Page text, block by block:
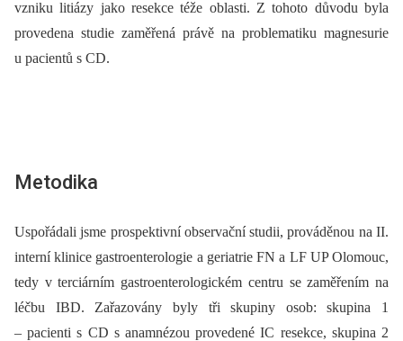
vzniku litiázy jako resekce téže oblasti. Z tohoto důvodu byla
provedena studie zaměřená právě na problematiku magnesurie
u pacientů s CD.
Metodika
Uspořádali jsme prospektivní observační studii, prováděnou na II.
interní klinice gastroenterologie a geriatrie FN a LF UP Olomouc,
tedy v terciárním gastroenterologickém centru se zaměřením na
léčbu IBD. Zařazovány byly tři skupiny osob: skupina 1
–⁠ pacienti s CD s anamnézou provedené IC resekce, skupina 2